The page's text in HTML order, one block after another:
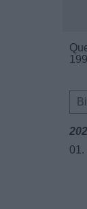
01.